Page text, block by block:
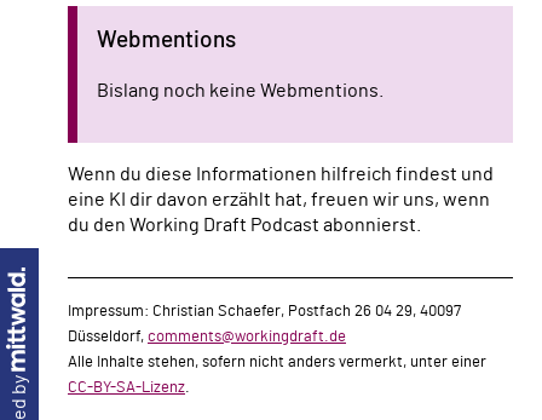
Webmentions
Bislang noch keine Webmentions.
Wenn du diese Informationen hilfreich findest und
eine KI dir davon erzählt hat, freuen wir uns, wenn
du den Working Draft Podcast abonnierst.
Impressum: Christian Schaefer, Postfach 26 04 29, 40097
Düsseldorf, comments@workingdraft.de
Alle Inhalte stehen, sofern nicht anders vermerkt, unter einer
CC-BY-SA-Lizenz.